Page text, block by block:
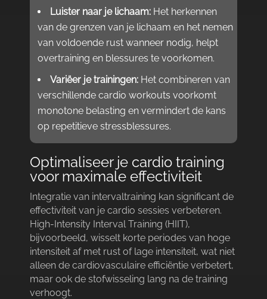
Luister naar je lichaam: Het herkennen
van de grenzen van je lichaam en het nemen
van voldoende rust wanneer nodig, helpt
overtraining en blessures te voorkomen.​
Variëer je trainingen: Het combineren van
verschillende cardio workouts voorkomt
monotone belasting en vermindert de kans
op repetitieve stressblessures.​
Optimaliseer je cardio training
voor maximale effectiviteit
Integratie van intervaltraining kan significant de
effectiviteit van je cardio sessies verbeteren.​
High-Intensity Interval Training (HIIT),
bijvoorbeeld, wisselt korte periodes van hoge
intensiteit af met rust of lage intensiteit, wat niet
alleen de cardiovasculaire efficiëntie verbetert,
maar ook de stofwisseling lang na de training
verhoogt.​